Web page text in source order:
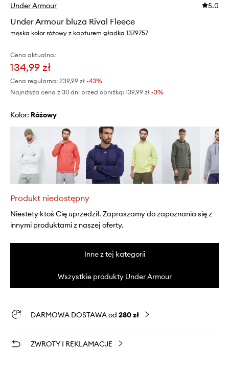
Under Armour 5.0
Under Armour bluza Rival Fleece
męska kolor różowy z kapturem gładka 1379757
Cena aktualna:
134,99 zł
Cena regularna: 239,99 zł -43%
Najniższa cena z 30 dni przed obniżką: 139,99 zł -3%
Kolor: różowy
Produkt niedostępny
Niestety ktoś Cię uprzedził. Zapraszamy do zapoznania się z
innymi produktami z naszej oferty.
Inne z tej kategorii
Wszystkie produkty Under Armour
DARMOWA DOSTAWA od 280 zł
ZWROTY I REKLAMACJE